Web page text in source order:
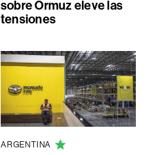
sobre Ormuz eleve las
tensiones
ARGENTINA